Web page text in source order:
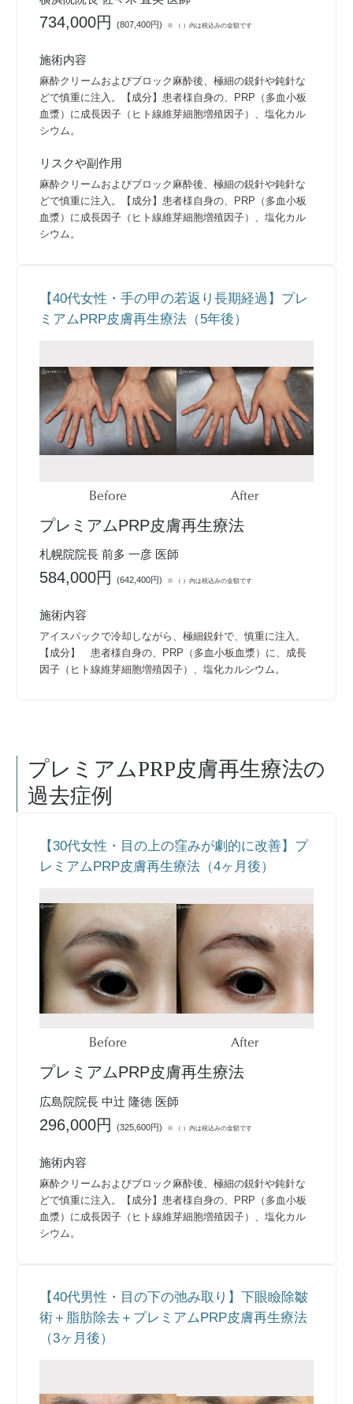
734,000円(807,400円) ※ （ ）内は税込みの金額です
施術内容
麻酔クリームおよびブロック麻酔後、極細の鋭針や鈍針な
どで慎重に注入。【成分】患者様自身の、PRP（多血小板
血漿）に成長因子（ヒト線維芽細胞増殖因子）、塩化カル
シウム。
リスクや副作用
麻酔クリームおよびブロック麻酔後、極細の鋭針や鈍針な
どで慎重に注入。【成分】患者様自身の、PRP（多血小板
血漿）に成長因子（ヒト線維芽細胞増殖因子）、塩化カル
シウム。
【40代女性・手の甲の若返り長期経過】プレ
ミアムPRP皮膚再生療法（5年後）
Before After
プレミアムPRP皮膚再生療法
札幌院院長 前多 一彦 医師
584,000円(642,400円) ※ （ ）内は税込みの金額です
施術内容
アイスパックで冷却しながら、極細鋭針で、慎重に注入。
【成分】 患者様自身の、PRP（多血小板血漿）に、成長
因子（ヒト線維芽細胞増殖因子）、塩化カルシウム。
プレミアムPRP皮膚再生療法の
過去症例
【30代女性・目の上の窪みが劇的に改善】プ
レミアムPRP皮膚再生療法（4ヶ月後）
Before After
プレミアムPRP皮膚再生療法
広島院院長 中辻 隆徳 医師
296,000円(325,600円) ※ （ ）内は税込みの金額です
施術内容
麻酔クリームおよびブロック麻酔後、極細の鋭針や鈍針な
どで慎重に注入。【成分】患者様自身の、PRP（多血小板
血漿）に成長因子（ヒト線維芽細胞増殖因子）、塩化カル
シウム。
【40代男性・目の下の弛み取り】下眼瞼除皺
術＋脂肪除去＋プレミアムPRP皮膚再生療法
（3ヶ月後）